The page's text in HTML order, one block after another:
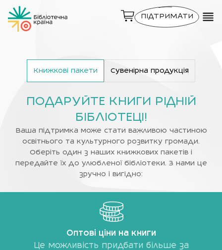
ПІДТРИМАТИ
Книжкові пакети Сувенірна продукція
ПОДАРУЙТЕ КНИГИ РІДНІЙ
БІБЛІОТЕЦІ!
Ваша підтримка може стати важливою частиною
освітнього та культурного розвитку громади.
Оберіть один з наших книжкових пакетів і
передайте їх до улюбленої бібліотеки. З нами це
зручно і вигідно:
Оптові ціни на книги
Це можливість придбати більше за